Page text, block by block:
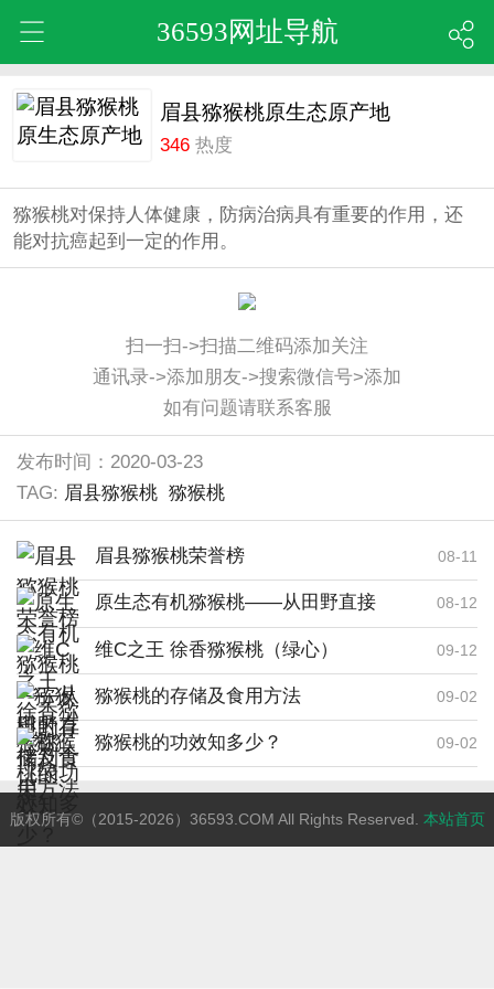
36593网址导航
眉县猕猴桃原生态原产地
346 热度
猕猴桃对保持人体健康，防病治病具有重要的作用，还
能对抗癌起到一定的作用。
扫一扫->扫描二维码添加关注
通讯录->添加朋友->搜索微信号>添加
如有问题请联系客服
发布时间：2020-03-23
TAG: 眉县猕猴桃 猕猴桃
08-11
眉县猕猴桃荣誉榜
08-12
原生态有机猕猴桃——从田野直接
到舌尖
09-12
维C之王 徐香猕猴桃（绿心）
09-02
猕猴桃的存储及食用方法
09-02
猕猴桃的功效知多少？
版权所有©（2015-2026）36593.COM All Rights Reserved. 本站首页